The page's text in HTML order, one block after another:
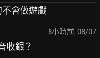
不會做遊戲
8小時前, 08/07
收銀？